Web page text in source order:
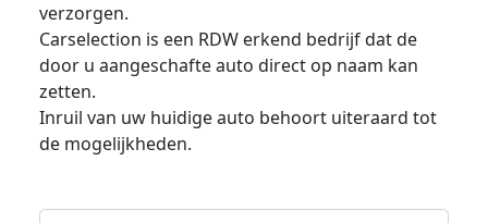
verzorgen.
Carselection is een RDW erkend bedrijf dat de
door u aangeschafte auto direct op naam kan
zetten.
Inruil van uw huidige auto behoort uiteraard tot
de mogelijkheden.